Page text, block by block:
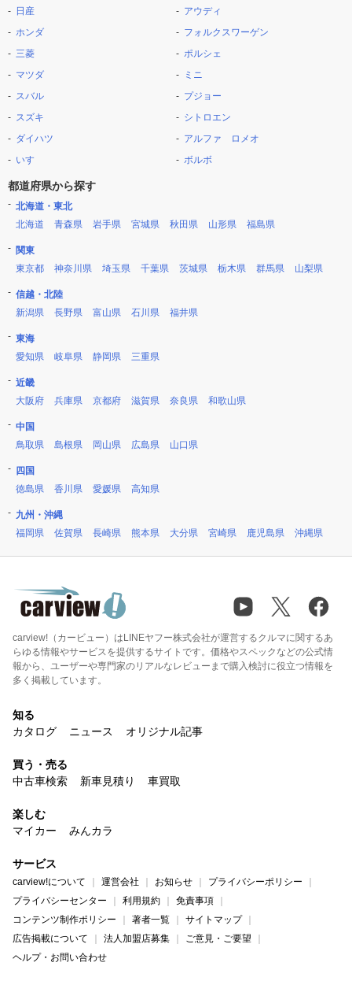
日産
ホンダ
三菱
マツダ
スバル
スズキ
ダイハツ
いすゞ
アウディ
フォルクスワーゲン
ポルシェ
ミニ
プジョー
シトロエン
アルファ ロメオ
ボルボ
都道府県から探す
北海道・東北
北海道
青森県 岩手県 宮城県 秋田県 山形県 福島県
関東
東京都
神奈川県 埼玉県 千葉県 茨城県 栃木県 群馬県 山梨県
信越・北陸
新潟県
長野県 富山県 石川県 福井県
東海
愛知県
岐阜県 静岡県 三重県
近畿
大阪府
兵庫県 京都府 滋賀県 奈良県 和歌山県
中国
鳥取県
島根県 岡山県 広島県 山口県
四国
徳島県
香川県 愛媛県 高知県
九州・沖縄
福岡県
佐賀県 長崎県 熊本県 大分県 宮崎県 鹿児島県 沖縄県
carview!（カービュー）はLINEヤフー株式会社が運営するクルマに関するあ
らゆる情報やサービスを提供するサイトです。価格やスペックなどの公式情
報から、ユーザーや専門家のリアルなレビューまで購入検討に役立つ情報を
多く掲載しています。
知る
カタログ
ニュース オリジナル記事
買う・売る
中古車検索
新車見積り 車買取
楽しむ
マイカー
みんカラ
サービス
carview!について 運営会社 お知らせ
プライバシーポリシー
プライバシーセンター
利用規約
免責事項
コンテンツ制作ポリシー
著者一覧
サイトマップ
広告掲載について
法人加盟店募集
ご意見・ご要望
ヘルプ・お問い合わせ